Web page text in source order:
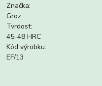
Značka:
Groz
Tvrdost:
45-48 HRC
Kód výrobku:
EF/13